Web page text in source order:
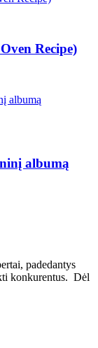
Recipe)
albumą
padedantys
konkurentus. Dėl